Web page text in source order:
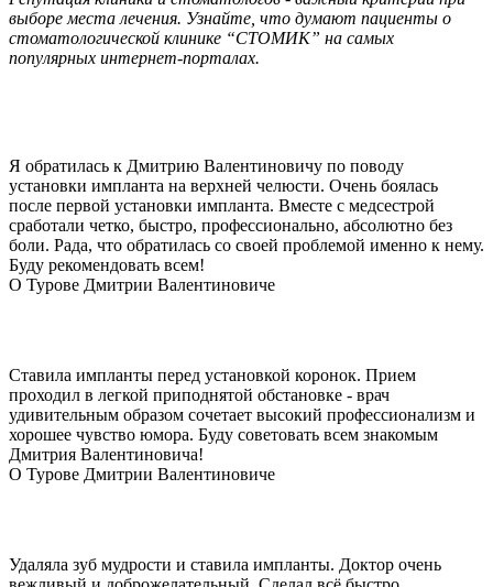
выборе места лечения. Узнайте, что думают пациенты о
стоматологической клинике “СТОМИК” на самых
популярных интернет-порталах.
Я обратилась к Дмитрию Валентиновичу по поводу
установки импланта на верхней челюсти. Очень боялась
после первой установки импланта. Вместе с медсестрой
сработали четко, быстро, профессионально, абсолютно без
боли. Рада, что обратилась со своей проблемой именно к нему.
Буду рекомендовать всем!
О Турове Дмитрии Валентиновиче
Ставила импланты перед установкой коронок. Прием
проходил в легкой приподнятой обстановке - врач
удивительным образом сочетает высокий профессионализм и
хорошее чувство юмора. Буду советовать всем знакомым
Дмитрия Валентиновича!
О Турове Дмитрии Валентиновиче
Удаляла зуб мудрости и ставила импланты. Доктор очень